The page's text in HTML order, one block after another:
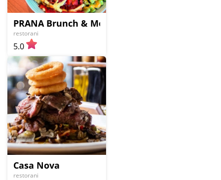
PRANA Brunch & More
restorani
5.0
Casa Nova
restorani